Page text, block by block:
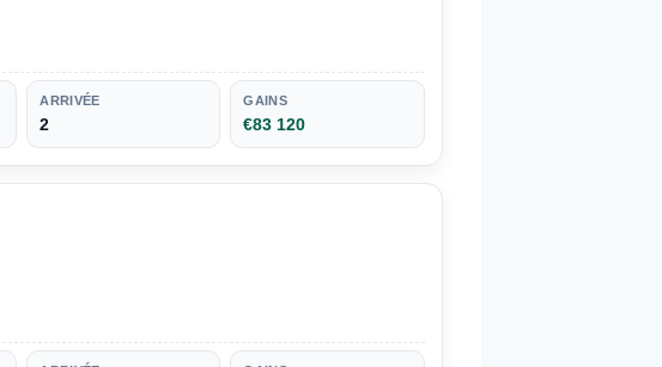
ARRIVÉE
2
GAINS
€83 120